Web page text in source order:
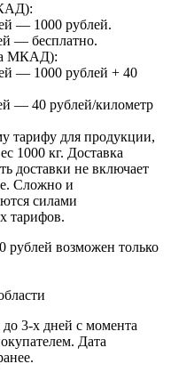
— 1000 рублей.
— бесплатно.
МКАД):
— 1000 рублей + 40
— 40 рублей/километр
тарифу для продукции,
1000 кг. Доставка
доставки не включает
Сложно и
силами
тарифов.
рублей возможен только
до 3-х дней с момента
Дата